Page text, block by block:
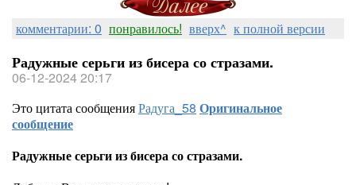
комментарии: 0 понравилось! вверх^ к полной версии
Радужные серьги из бисера со стразами.
06-12-2024 20:17
Это цитата сообщенияРадуга_58 Оригинальное
сообщение
Радужные серьги из бисера со стразами.